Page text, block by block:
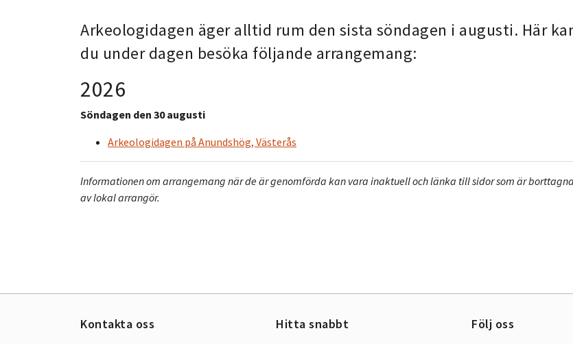
Arkeologidagen äger alltid rum den sista söndagen i augusti. Här
du under dagen besöka följande arrangemang:
2026
Söndagen den 30 augusti
Arkeologidagen på Anundshög, Västerås
Informationen om arrangemang när de är genomförda kan vara inaktuell och länka till sidor som är borttagna
av lokal arrangör.
Kontakta oss Hitta snabbt Följ oss